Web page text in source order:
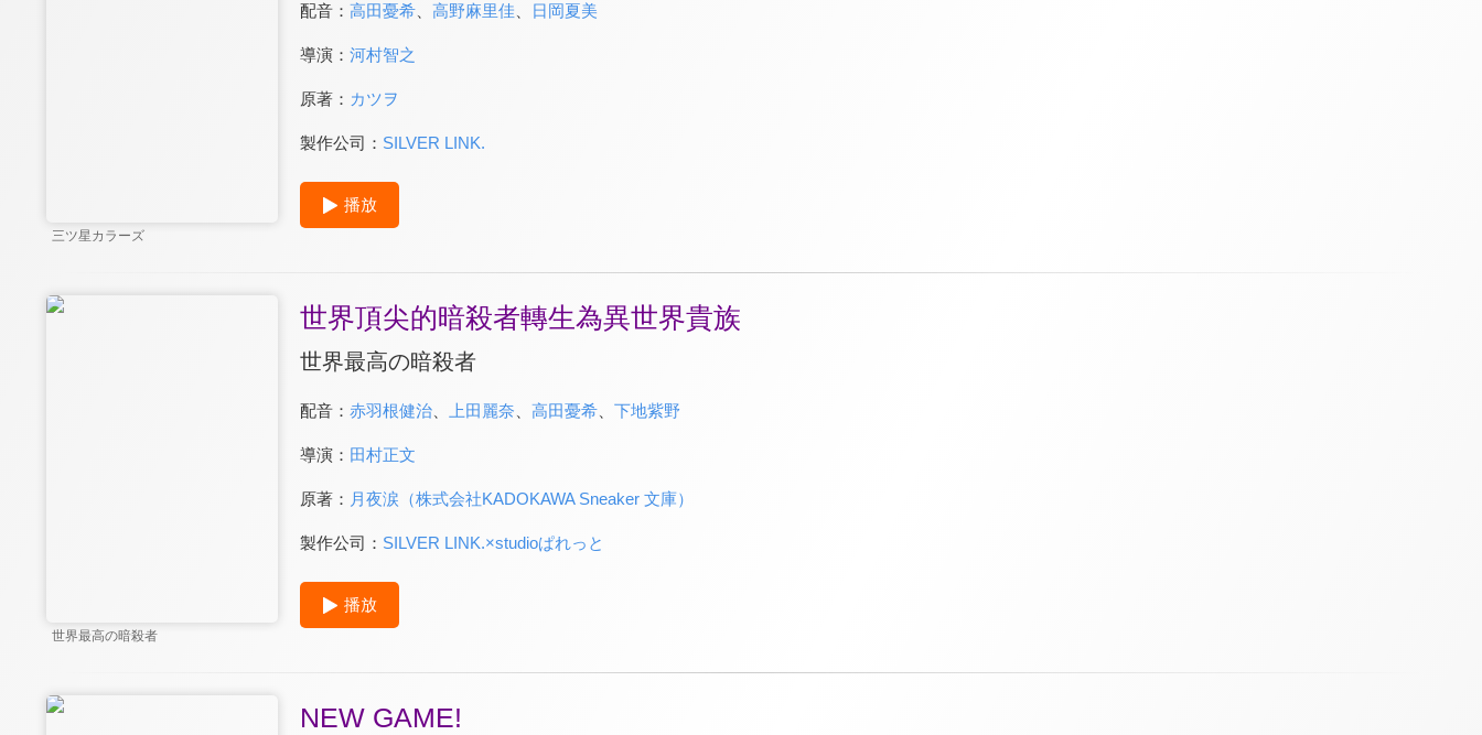
三ツ星カラーズ
配音： 高田憂希、 高野麻里佳 日岡夏美
導演： 河村智之
原著： カツヲ
製作公司： SILVER LINK.
播放
世界最高の暗殺者
世界頂尖的暗殺者轉生為異世界貴族
世界最高の暗殺者
配音： 赤羽根健治、 上田麗奈 高田憂希、 下地紫野
導演： 田村正文
原著： 月夜涙（株式会社KADOKAWA Sneaker 文庫）
製作公司： SILVER LINK.×studioぱれっと
播放
NEW GAME!